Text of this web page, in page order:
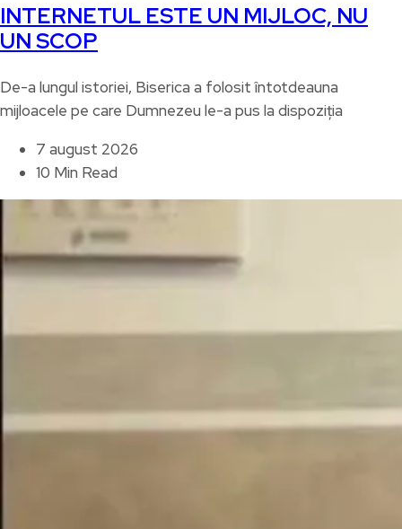
INTERNETUL ESTE UN MIJLOC, NU
UN SCOP
De-a lungul istoriei, Biserica a folosit întotdeauna
mijloacele pe care Dumnezeu le-a pus la dispoziția
7 august 2026
10 Min Read